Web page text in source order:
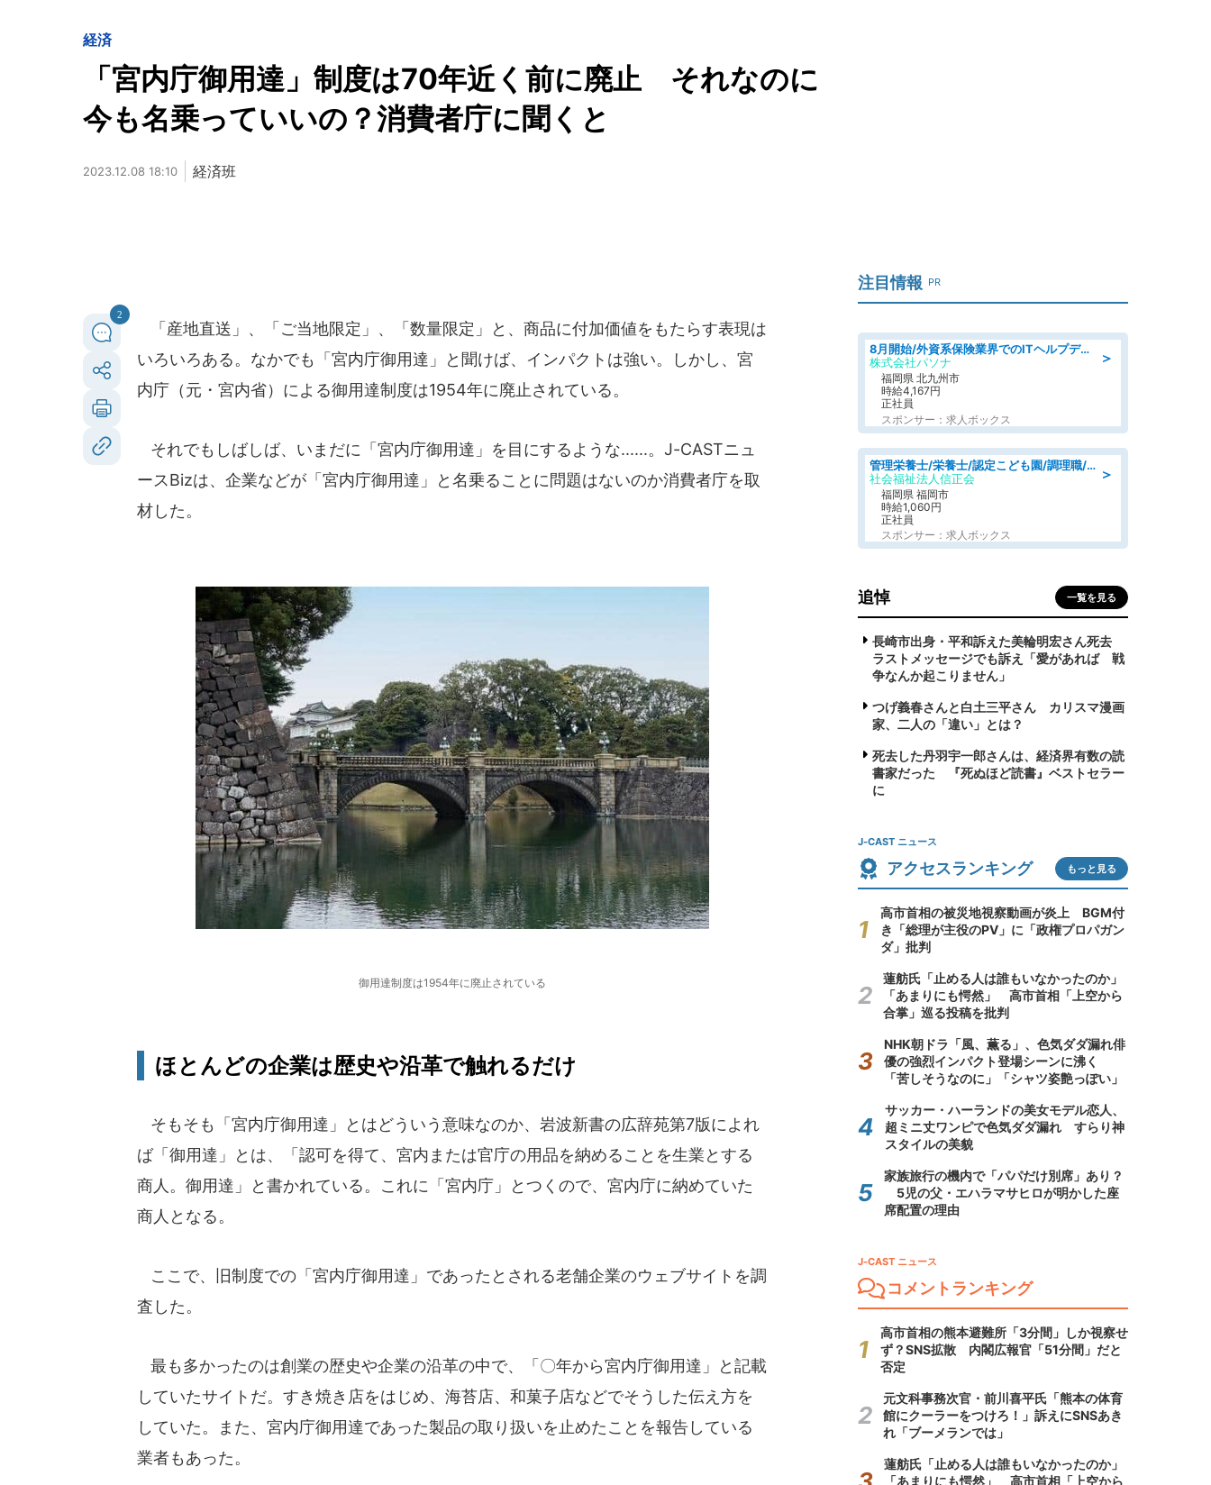
経済
「宮内庁御用達」制度は70年近く前に廃止 それなのに
今も名乗っていいの？消費者庁に聞くと
2023.12.08 18:10 経済班
2
「産地直送」、「ご当地限定」、「数量限定」と、商品に付加価値をもたらす表現は
いろいろある。なかでも「宮内庁御用達」と聞けば、インパクトは強い。しかし、宮
内庁（元・宮内省）による御用達制度は1954年に廃止されている。
それでもしばしば、いまだに「宮内庁御用達」を目にするような......。J-CASTニュ
ースBizは、企業などが「宮内庁御用達」と名乗ることに問題はないのか消費者庁を取
材した。
御用達制度は1954年に廃止されている
ほとんどの企業は歴史や沿革で触れるだけ
そもそも「宮内庁御用達」とはどういう意味なのか、岩波新書の広辞苑第7版によれ
ば「御用達」とは、「認可を得て、宮内または官庁の用品を納めることを生業とする
商人。御用達」と書かれている。これに「宮内庁」とつくので、宮内庁に納めていた
商人となる。
ここで、旧制度での「宮内庁御用達」であったとされる老舗企業のウェブサイトを調
査した。
最も多かったのは創業の歴史や企業の沿革の中で、「〇年から宮内庁御用達」と記載
していたサイトだ。すき焼き店をはじめ、海苔店、和菓子店などでそうした伝え方を
していた。また、宮内庁御用達であった製品の取り扱いを止めたことを報告している
業者もあった。
注目情報 PR
＞
8月開始/外資系保険業界でのITヘルプデスク業務/駅近/即日勤務可/ヘルプデスク
株式会社パソナ
福岡県 北九州市
時給4,167円
正社員
スポンサー：求人ボックス
＞
管理栄養士/栄養士/認定こども園/調理職/認定こども園/週3日～相談可能
社会福祉法人信正会
福岡県 福岡市
時給1,060円
正社員
スポンサー：求人ボックス
追悼 一覧を見る
長崎市出身・平和訴えた美輪明宏さん死去
ラストメッセージでも訴え「愛があれば 戦
争なんか起こりません」
つげ義春さんと白土三平さん カリスマ漫画
家、二人の「違い」とは？
死去した丹羽宇一郎さんは、経済界有数の読
書家だった 『死ぬほど読書』ベストセラー
に
J-CAST ニュース
アクセスランキング もっと見る
高市首相の被災地視察動画が炎上 BGM付
き「総理が主役のPV」に「政権プロパガン
ダ」批判
蓮舫氏「止める人は誰もいなかったのか」
「あまりにも愕然」 高市首相「上空から
合掌」巡る投稿を批判
NHK朝ドラ「風、薫る」、色気ダダ漏れ俳
優の強烈インパクト登場シーンに沸く
「苦しそうなのに」「シャツ姿艶っぽい」
サッカー・ハーランドの美女モデル恋人、
超ミニ丈ワンピで色気ダダ漏れ すらり神
スタイルの美貌
家族旅行の機内で「パパだけ別席」あり？
5児の父・エハラマサヒロが明かした座
席配置の理由
J-CAST ニュース
コメントランキング
高市首相の熊本避難所「3分間」しか視察せ
ず？SNS拡散 内閣広報官「51分間」だと
否定
元文科事務次官・前川喜平氏「熊本の体育
館にクーラーをつけろ！」訴えにSNSあき
れ「ブーメランでは」
蓮舫氏「止める人は誰もいなかったのか」
「あまりにも愕然」 高市首相「上空から